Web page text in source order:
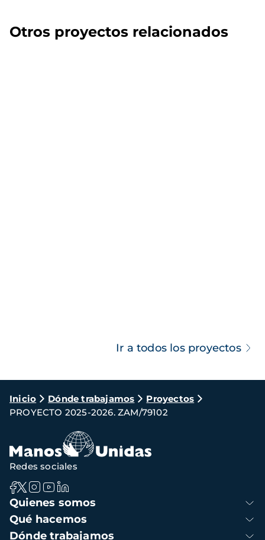
Otros proyectos relacionados
Ir a todos los proyectos
Ruta
de
navegación
Inicio Dónde trabajamos
Proyectos
PROYECTO 2025-2026. ZAM/79102
Navegación
principal
Quienes somos
Qué hacemos
Dónde trabajamos
Redes sociales